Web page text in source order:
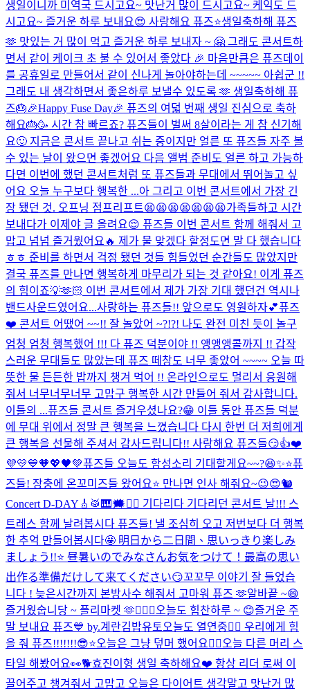
생일이니까 미역국 드시고요~ 맛난거 많이 드시고요~ 케익도 드
시고요~ 즐거운 하루 보내요😍 사랑해요 퓨즈⭐️생일축하해 퓨즈
🫶 맛있는 거 많이 먹고 즐거운 하루 보내자 ~ 🤗 그래도 콘서트하
면서 같이 케이크 초 불 수 있어서 좋았다 🎉 마음만큼은 퓨즈데이
를 공휴일로 만들어서 같이 신나게 놀아야하는데 ~~~~~ 아쉽군 !!
그래도 내 생각하면서 좋은하루 보낼수 있도록 🫶 생일축하해 퓨
즈🎂🎉Happy Fuse Day🎉 퓨즈의 여덟 번째 생일 진심으로 축하
해요🎂🥳 시간 참 빠르죠? 퓨즈들이 벌써 8살이라는 게 참 신기해
요🙂 지금은 콘서트 끝나고 쉬는 중이지만 얼른 또 퓨즈들 자주 볼
수 있는 날이 왔으면 좋겠어요 다음 앨범 준비도 얼른 하고 가능하
다면 이번에 했던 콘서트처럼 또 퓨즈들과 무대에서 뛰어놀고 싶
어요 오늘 누구보다 행복한 ...아 그리고 이번 콘서트에서 가장 긴
장 됐던 것. 오프닝 점프리프트😫😫😫😫😫😫😫가족들하고 시간
보내다가 이제야 글 올려요😌 퓨즈들 이번 콘서트 함께 해줘서 고
맙고 넘넘 즐거웠어요🔥 제가 물 맞겠다 할정도면 말 다 했습니다
ㅎㅎ 준비를 하면서 걱정 됐던 것들 힘들었던 순간들도 많았지만
결국 퓨즈를 만나면 행복하게 마무리가 되는 것 같아요! 이게 퓨즈
의 힘이죠💡🫶🏻 이번 콘서트에서 제가 가장 기대 했던건 역시나
밴드사운드였어요...사랑하는 퓨즈들!! 앞으로도 영원하자💕퓨즈
❤️ 콘서트 어땠어 ~~!! 잘 놀았어 ~?!?! 나도 완전 미친 듯이 놀구
엄청 엄청 행복했어 !!! 다 퓨즈 덕분이야 !! 앵앵앵콜까지 !! 갑작
스러운 무대들도 많았는데 퓨즈 떼창도 너무 좋았어 ~~~~ 오늘 따
뜻한 물 든든한 밥까지 챙겨 먹어 !! 온라인으로도 멀리서 응원해
줘서 너무너무너무 고맙구 행복한 시간 만들어 줘서 감사합니다.
이틀의 ...퓨즈들 콘서트 즐거우셨나요?😁 이틀 동안 퓨즈들 덕분
에 무대 위에서 정말 큰 행복을 느꼈습니다 다시 한번 더 저희에게
큰 행복을 선물해 주셔서 감사드립니다!! 사랑해요 퓨즈들😏👍❤️
💜💛💙🧡💖🖤💚퓨즈들 오늘도 함성소리 기대할게요~~?😆✨⭐️퓨
즈들! 장충에 온꼬미즈들 왔어요⭐️ 만나면 인사 해줘요~😉😍🐿️
Concert D-DAY🎸🥁🎹🗯️❤️‍🔥 기다리다 기다리던 콘서트 날!!! 스
트레스 함께 날려봅시다 퓨즈들! 낼 조심히 오고 저번보다 더 행복
한 추억 만들어봅시다🤩 明日から二日間、思いっきり楽しみ
ましょう!!⭐️ 昼暑いのでみなさんお気をつけて！最高の思い
出作る準備だけして来てください😏꼬꼬무 이야기 잘 들었습
니다 ! 늦은시간까지 본방사수 해줘서 고마워 퓨즈 🫶알바끝 ~😄
즐거웠숩니당 ~ 플리마켓 🫶👨‍❤️‍👨 오늘도 힘찬하루 ~ 😊즐거운 주
말 보내요 퓨즈💙 by.계란김밥유토 오늘도 열연중❤️‍🔥 우리에게 힘
을 줘 퓨즈!!!!!!!😎⭐️오늘은 그냥 덮머 했어요✌🏻 오늘 다른 머리 스
타일 해봤어요👀🐕효진이형 생일 축하해요❤️ 항상 리더 로써 이
끌어주고 챙겨줘서 고맙고 오늘은 다이어트 생각말고 맛난거 많